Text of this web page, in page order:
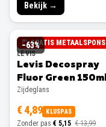
Bekijk →
−63%
GRATIS METAALSPONS
LEVIS
Levis Decospray
Fluor Green 150ml
Zijdeglans
Zijdeglans
€ 4,89 KLUSPAS
Zonder pas € 5,15 € 13,99